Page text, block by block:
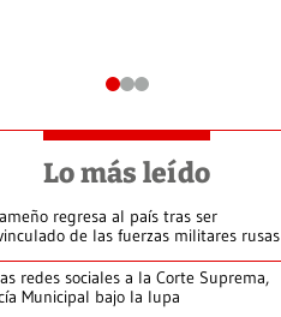
Lo más leído
regresa al país tras ser
de las fuerzas militares rusas
redes sociales a la Corte Suprema,
Municipal bajo la lupa